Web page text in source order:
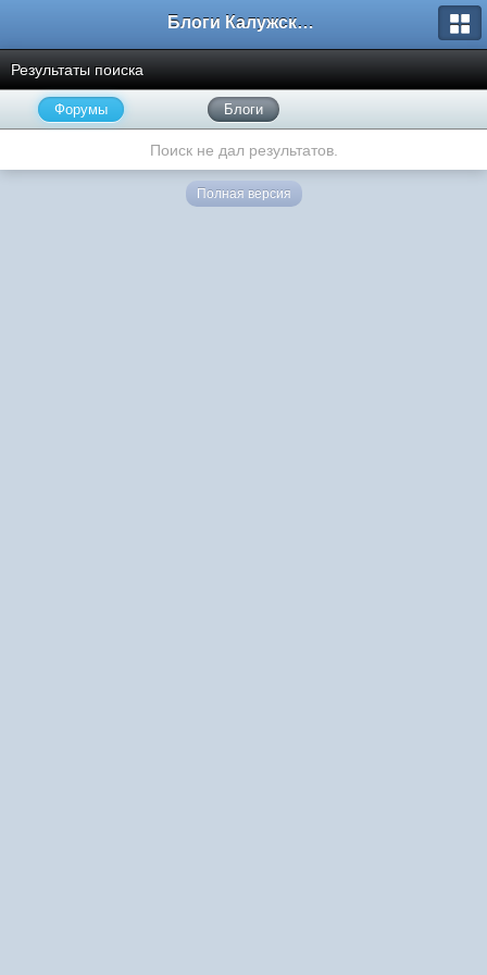
Блоги Калужского перекрестка
Результаты поиска
Форумы Блоги
Поиск не дал результатов.
Полная версия